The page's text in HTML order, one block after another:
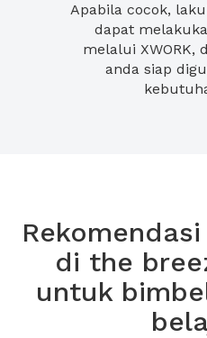
Apabila cocok,
dapat
melalui XWORK,
anda siap
di the
untuk